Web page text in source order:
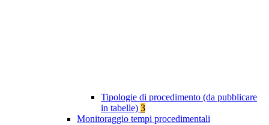
Tipologie di procedimento (da pubblicare
in tabelle) 3
Monitoraggio tempi procedimentali